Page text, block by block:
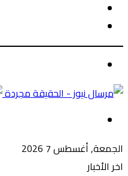
عن
الجمعة, أغسطس 7 2026
اخر الأخبار